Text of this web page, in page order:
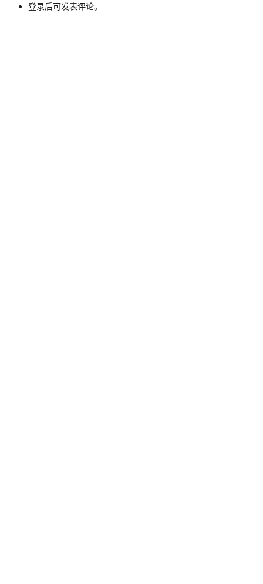
登录后可发表评论。